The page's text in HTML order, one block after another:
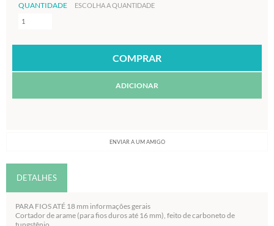
QUANTIDADE ESCOLHA A QUANTIDADE
ADICIONAR
ENVIAR A UM AMIGO
DETALHES
PARA FIOS ATÉ 18 mm informações gerais
Cortador de arame (para fios duros até 16 mm), feito de carboneto de